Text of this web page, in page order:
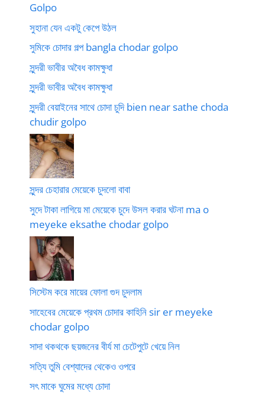
Golpo
সুহানা যেন একটু কেপে উঠল
সুমিকে চোদার গল্প bangla chodar golpo
সুন্দরী ভাবীর অবৈধ কামক্ষুধা
সুন্দরী ভাবীর অবৈধ কামক্ষুধা
সুন্দরী বেয়াইনের সাথে চোদা চুদি bien near sathe choda
chudir golpo
সুন্দর চেহারার মেয়েকে চুদলো বাবা
সুদে টাকা লাগিয়ে মা মেয়েকে চুদে উসল করার ঘটনা ma o
meyeke eksathe chodar golpo
সিস্টেম করে মায়ের ফোলা গুদ চুদলাম
সাহেবের মেয়েকে প্রথম চোদার কাহিনি sir er meyeke
chodar golpo
সাদা থকথকে ছয়জনের বীর্য মা চেটেপুটে খেয়ে নিল
সত্যি তুমি বেশ্যাদের থেকেও ওপরে
সৎ মাকে ঘুমের মধ্যে চোদা